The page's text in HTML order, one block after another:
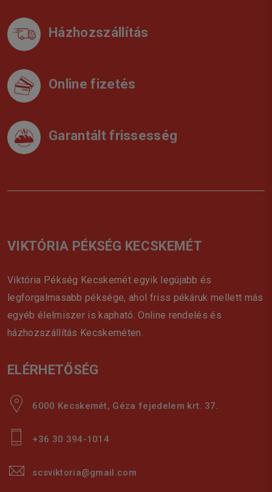
Házhozszállítás
Online fizetés
Garantált frissesség
VIKTÓRIA PÉKSÉG KECSKEMÉT
Viktória Pékség Kecskemét egyik legújabb és
legforgalmasabb péksége, ahol friss pékáruk mellett más
egyéb élelmiszer is kapható. Online rendelés és
házhozszállítás Kecskeméten.
ELÉRHETŐSÉG
6000 Kecskemét, Géza fejedelem krt. 37.
+36 30 394-1014
scsviktoria@gmail.com